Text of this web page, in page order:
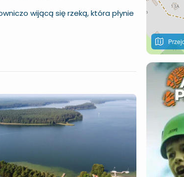
wijącą się rzeką, która płynie